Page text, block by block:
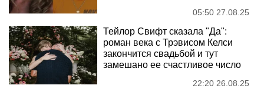
05:50 27.08.25
Тейлор Свифт сказала "Да":
роман века с Трэвисом Келси
закончится свадьбой и тут
замешано ее счастливое число
22:20 26.08.25